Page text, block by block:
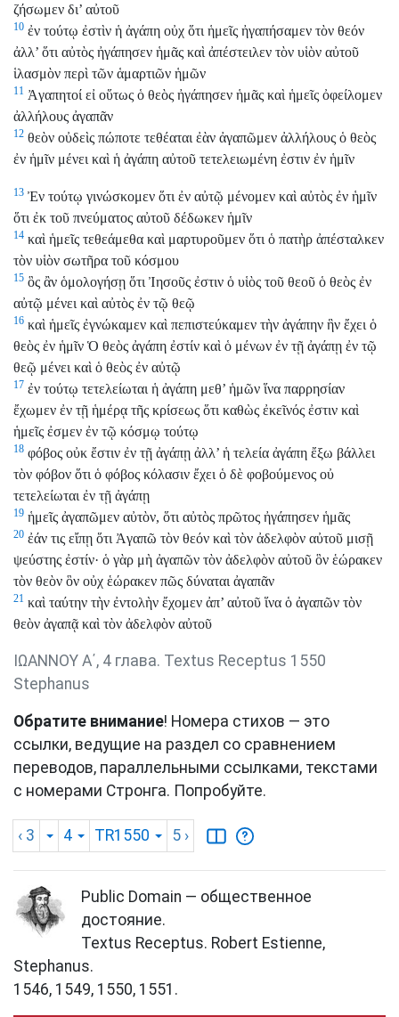
ζήσωμεν δι’ αὐτοῦ
10 ἐν τούτῳ ἐστὶν ἡ ἀγάπη οὐχ ὅτι ἡμεῖς ἠγαπήσαμεν τὸν θεόν
ἀλλ’ ὅτι αὐτὸς ἠγάπησεν ἡμᾶς καὶ ἀπέστειλεν τὸν υἱὸν αὐτοῦ
ἱλασμὸν περὶ τῶν ἁμαρτιῶν ἡμῶν
11 Ἀγαπητοί εἰ οὕτως ὁ θεὸς ἠγάπησεν ἡμᾶς καὶ ἡμεῖς ὀφείλομεν
ἀλλήλους ἀγαπᾶν
12 θεὸν οὐδεὶς πώποτε τεθέαται ἐὰν ἀγαπῶμεν ἀλλήλους ὁ θεὸς
ἐν ἡμῖν μένει καὶ ἡ ἀγάπη αὐτοῦ τετελειωμένη ἐστιν ἐν ἡμῖν
13 Ἐν τούτῳ γινώσκομεν ὅτι ἐν αὐτῷ μένομεν καὶ αὐτὸς ἐν ἡμῖν
ὅτι ἐκ τοῦ πνεύματος αὐτοῦ δέδωκεν ἡμῖν
14 καὶ ἡμεῖς τεθεάμεθα καὶ μαρτυροῦμεν ὅτι ὁ πατὴρ ἀπέσταλκεν
τὸν υἱὸν σωτῆρα τοῦ κόσμου
15 ὃς ἂν ὁμολογήσῃ ὅτι Ἰησοῦς ἐστιν ὁ υἱὸς τοῦ θεοῦ ὁ θεὸς ἐν
αὐτῷ μένει καὶ αὐτὸς ἐν τῷ θεῷ
16 καὶ ἡμεῖς ἐγνώκαμεν καὶ πεπιστεύκαμεν τὴν ἀγάπην ἣν ἔχει ὁ
θεὸς ἐν ἡμῖν Ὁ θεὸς ἀγάπη ἐστίν καὶ ὁ μένων ἐν τῇ ἀγάπῃ ἐν τῷ
θεῷ μένει καὶ ὁ θεὸς ἐν αὐτῷ
17 ἐν τούτῳ τετελείωται ἡ ἀγάπη μεθ’ ἡμῶν ἵνα παρρησίαν
ἔχωμεν ἐν τῇ ἡμέρᾳ τῆς κρίσεως ὅτι καθὼς ἐκεῖνός ἐστιν καὶ
ἡμεῖς ἐσμεν ἐν τῷ κόσμῳ τούτῳ
18 φόβος οὐκ ἔστιν ἐν τῇ ἀγάπῃ ἀλλ’ ἡ τελεία ἀγάπη ἔξω βάλλει
τὸν φόβον ὅτι ὁ φόβος κόλασιν ἔχει ὁ δὲ φοβούμενος οὐ
τετελείωται ἐν τῇ ἀγάπῃ
19 ἡμεῖς ἀγαπῶμεν αὐτὸν, ὅτι αὐτὸς πρῶτος ἠγάπησεν ἡμᾶς
20 ἐάν τις εἴπῃ ὅτι Ἀγαπῶ τὸν θεόν καὶ τὸν ἀδελφὸν αὐτοῦ μισῇ
ψεύστης ἐστίν· ὁ γὰρ μὴ ἀγαπῶν τὸν ἀδελφὸν αὐτοῦ ὃν ἑώρακεν
τὸν θεὸν ὃν οὐχ ἑώρακεν πῶς δύναται ἀγαπᾶν
21 καὶ ταύτην τὴν ἐντολὴν ἔχομεν ἀπ’ αὐτοῦ ἵνα ὁ ἀγαπῶν τὸν
θεὸν ἀγαπᾷ καὶ τὸν ἀδελφὸν αὐτοῦ
ΙΩΑΝΝΟΥ Α΄, 4 глава. Textus Receptus 1550
Stephanus
Обратите внимание! Номера стихов — это
ссылки, ведущие на раздел со сравнением
переводов, параллельными ссылками, текстами
с номерами Стронга. Попробуйте.
‹ 3 4 TR1550 5 ›
Public Domain — общественное
достояние.
Textus Receptus. Robert Estienne,
Stephanus.
1546, 1549, 1550, 1551.